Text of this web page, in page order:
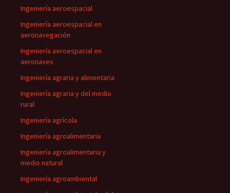
Ingeniería aeroespacial
Ingeniería aeroespacial en
aeronavegación
Ingeniería aeroespacial en
aeronaves
Ingeniería agraria y alimentaria
Ingeniería agraria y del medio
rural
Ingeniería agrícola
Ingeniería agroalimentaria
Ingeniería agroalimentaria y
medio natural
Ingeniería agroambiental